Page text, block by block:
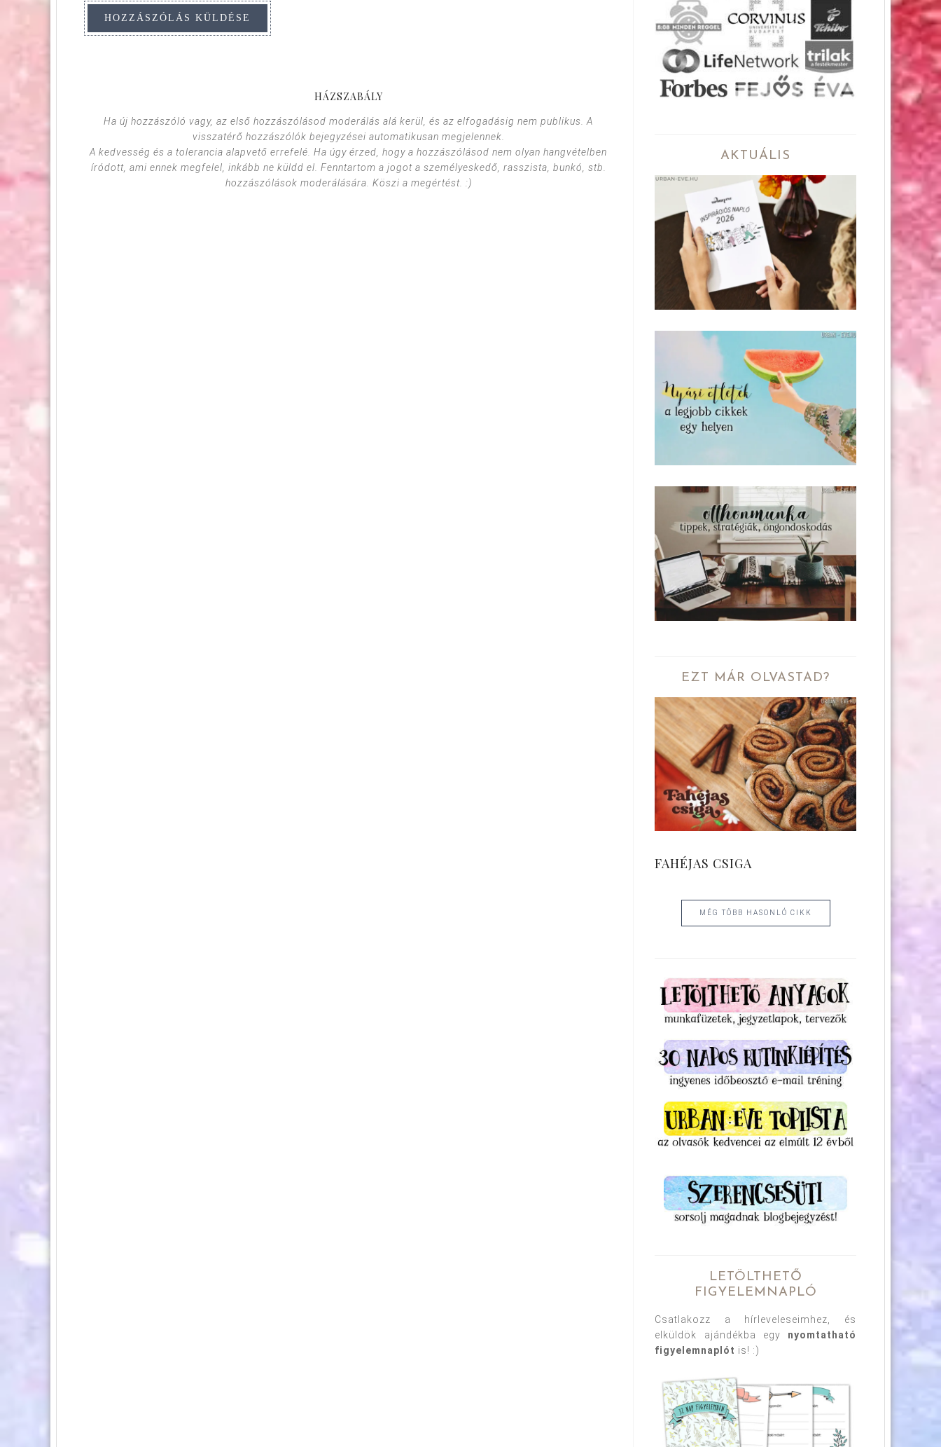
HÁZSZABÁLY
Ha új hozzászóló vagy, az első hozzászólásod moderálás alá kerül, és az elfogadásig nem publikus. A
visszatérő hozzászólók bejegyzései automatikusan megjelennek.
A kedvesség és a tolerancia alapvető errefelé. Ha úgy érzed, hogy a hozzászólásod nem olyan hangvételben
íródott, ami ennek megfelel, inkább ne küldd el. Fenntartom a jogot a személyeskedő, rasszista, bunkó, stb.
hozzászólások moderálására. Köszi a megértést. :)
AKTUÁLIS
EZT MÁR OLVASTAD?
FAHÉJAS CSIGA
MÉG TÖBB HASONLÓ CIKK
LETÖLTHETŐ
FIGYELEMNAPLÓ
Csatlakozz a hírleveleseimhez, és
elküldök ajándékba egy nyomtatható
figyelemnaplót is! :)